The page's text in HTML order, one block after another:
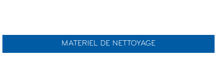
MATERIEL DE NETTOYAGE